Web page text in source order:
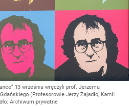
13 września wręczyli prof. Jerzemu
(Profesorowie Jerzy Zajadło, Kamil
Archiwum prywatne